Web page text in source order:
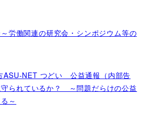
労働関連の研究会・シンポジウム等の
ASU-NET つどい 公益通報（内部告
られているか？ ～問題だらけの公益
～